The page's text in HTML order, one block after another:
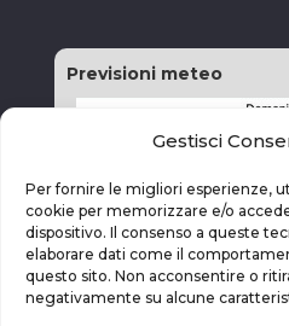
Gestisci
Per fornire le migliori esperienze,
cookie per memorizzare e/o
dispositivo. Il consenso a queste
elaborare dati come il
questo sito. Non acconsentire o
negativamente su alcune
Previsioni meteo